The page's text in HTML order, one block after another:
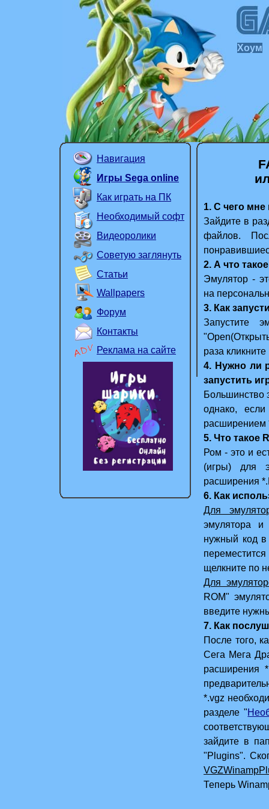
1. С чего мне
Зайдите в
файлов.
2. А что
Эмулятор -
на
3. Как
Запустите
раза
4. Нужно ли
запустить
Большинство
однако,
расширением
5. Что такое
Ром - это и
(игры) для
расширения
6. Как
Для
эмулятора и
нужный код в
щелкните по
Для
ROM"
введите
7. Как
После того,
Сега Мега
расширения
*.vgz
разделе "
зайдите в
"Plugins".
Теперь
Хоум
Навигация
Как играть на ПК
Необходимый софт
Советую заглянуть
Wallpapers
Контакты
Форум
Реклама на сайте
Статьи
Видеоролики
Игры Sega online